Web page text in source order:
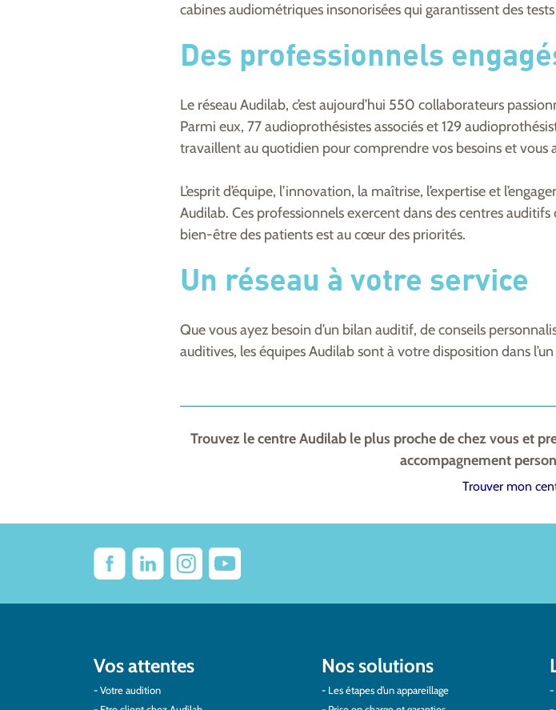
cabines audiométriques insonorisées qui garantissent des
Des professionnels
Le réseau Audilab, c’est aujourd’hui 550 collaborateurs
Parmi eux, 77 audioprothésistes associés et 129
travaillent au quotidien pour comprendre vos besoins et vous
L’esprit d’équipe, l’innovation, la maîtrise, l’expertise et
Audilab. Ces professionnels exercent dans des centres
bien-être des patients est au cœur des priorités.
Un réseau à votre service
Que vous ayez besoin d’un bilan auditif, de conseils
auditives, les équipes Audilab sont à votre disposition dans
Trouvez le centre Audilab le plus proche de chez vous et
accompagnement
Trouver mon
Vos attentes
Votre audition
Nos solutions
Les étapes d’un appareillage